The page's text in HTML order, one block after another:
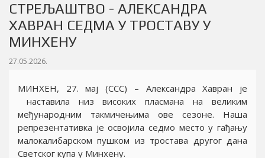
СТРЕЉАШТВО - АЛЕКСАНДРА
ХАВРАН СЕДМА У ТРОСТАВУ У
МИНХЕНУ
27.05.2026.
МИНХЕН, 27. маj (ССС) – Александра Хавран jе
наставила низ високих пласмана на великим
међународним такмичењима ове сезоне. Наша
репрезентативка jе освоjила седмо место у гађању
малокалибарском пушком из тростава другог дана
Светског купа у Минхену.